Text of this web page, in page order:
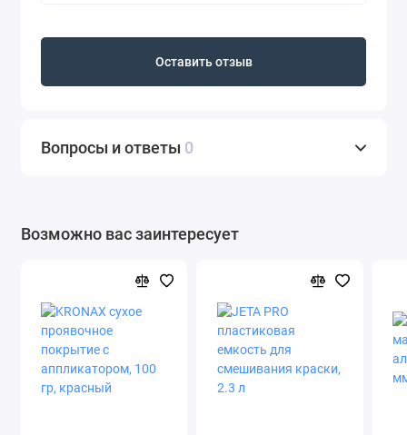
Оставить отзыв
Вопросы и ответы 0
Возможно вас заинтересует